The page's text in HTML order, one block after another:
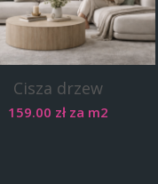
Cisza drzew
159.00 złza m2